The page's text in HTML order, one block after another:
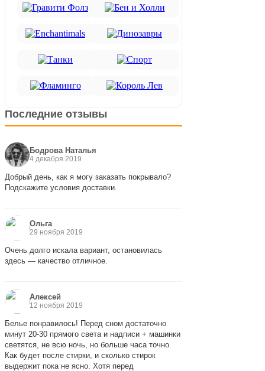
Последние отзывы
Бодрова Наталья
4 декабря 2019
Добрый день, как я могу заказать покрывало?
Подскажите условия доставки.
Ольга
29 ноября 2019
Очень долго искала вариант, остановилась
здесь — качество отличное.
Алексей
12 ноября 2019
Белье понравилось! Перед сном достаточно
минут 20-30 прямого света и надписи + машинки
светятся, не всю ночь, но больше часа точно.
Как будет после стирки, и сколько стирок
выдержит пока не ясно. Хотя перед